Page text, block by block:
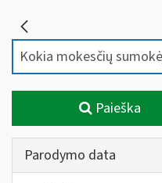
Paieška
Parodymo data